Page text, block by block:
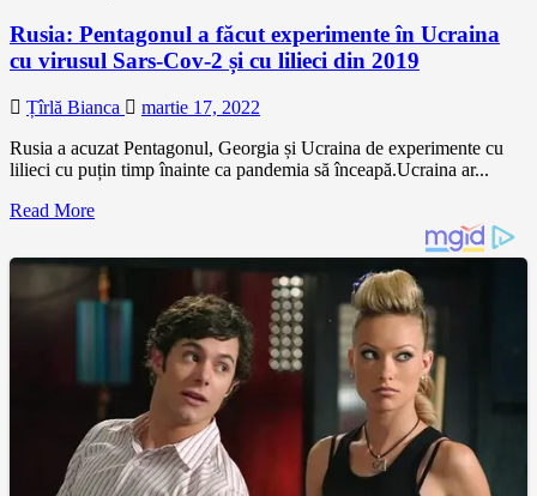
Rusia: Pentagonul a făcut experimente în Ucraina
cu virusul Sars-Cov-2 și cu lilieci din 2019
Țîrlă Bianca
martie 17, 2022
Rusia a acuzat Pentagonul, Georgia și Ucraina de experimente cu
lilieci cu puțin timp înainte ca pandemia să înceapă.Ucraina ar...
Read More